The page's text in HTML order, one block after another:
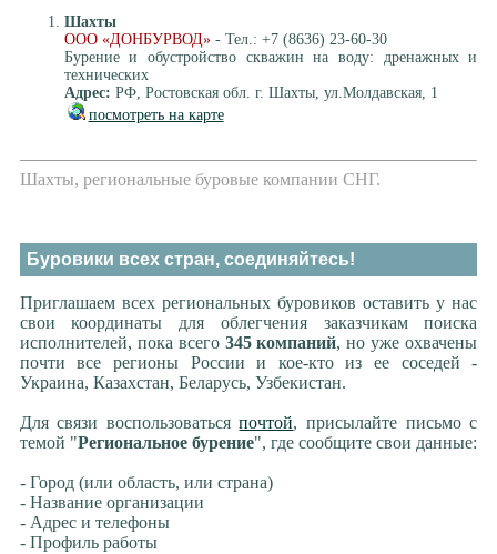
Шахты
ООО «ДОНБУРВОД»- Тел.: +7 (8636) 23-60-30
Бурение и обустройство скважин на воду: дренажных и
технических
Адрес: РФ, Ростовская обл. г. Шахты, ул.Молдавская, 1
посмотреть на карте
Шахты, региональные буровые компании СНГ.
Буровики всех стран, соединяйтесь!
Приглашаем всех региональных буровиков оставить у нас
свои координаты для облегчения заказчикам поиска
исполнителей, пока всего 345 компаний, но уже охвачены
почти все регионы России и кое-кто из ее соседей -
Украина, Казахстан, Беларусь, Узбекистан.
Для связи воспользоватьсяпочтой, присылайте письмо с
темой "Региональное бурение", где сообщите свои данные:
- Город (или область, или страна)
- Название организации
- Адрес и телефоны
- Профиль работы